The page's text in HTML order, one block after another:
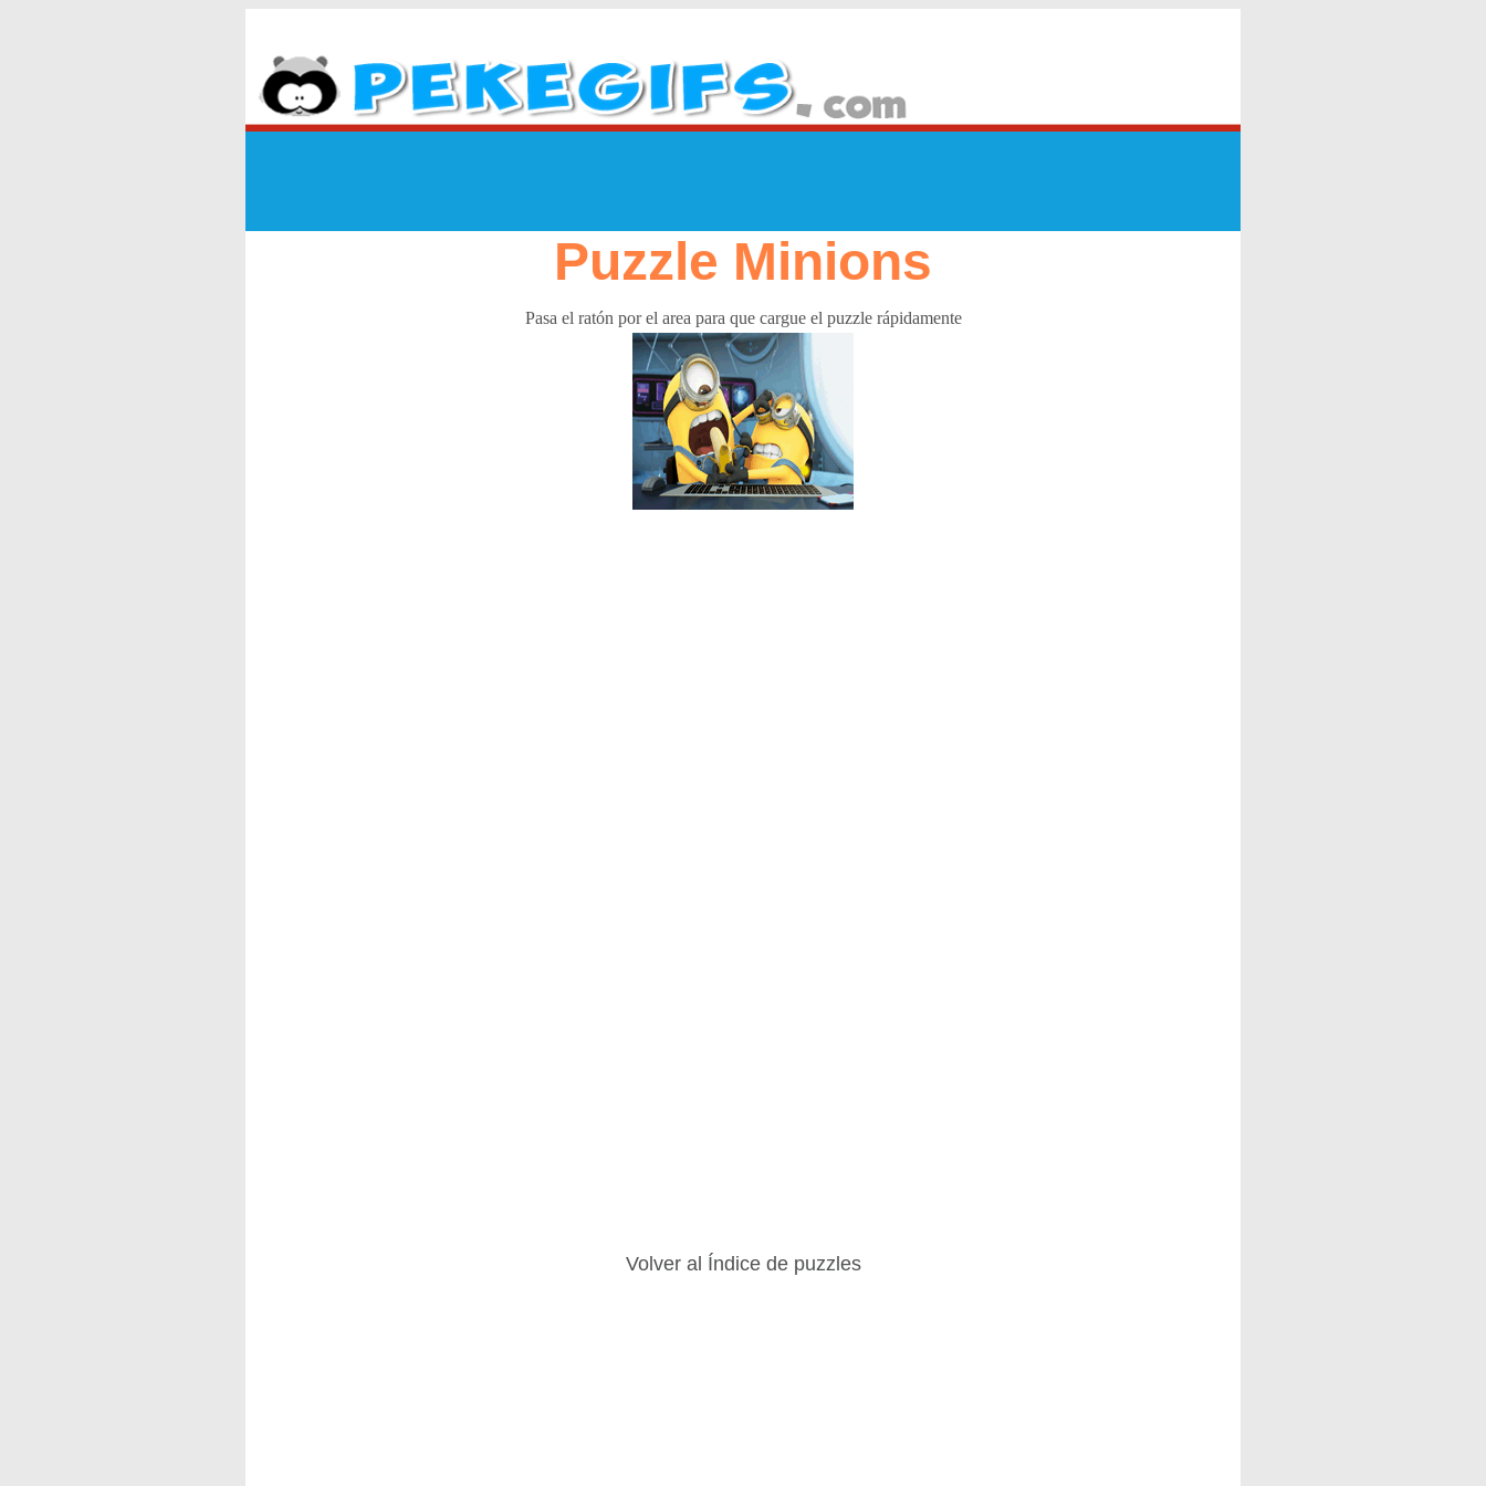
Puzzle Minions
Pasa el ratón por el area para que cargue el puzzle rápidamente
Volver al Índice de puzzles